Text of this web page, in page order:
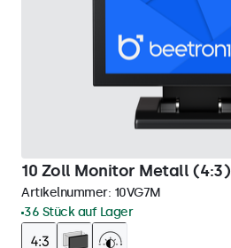
10 Zoll Monitor Metall (4:3)
Artikelnummer: 10VG7M
36 Stück auf Lager